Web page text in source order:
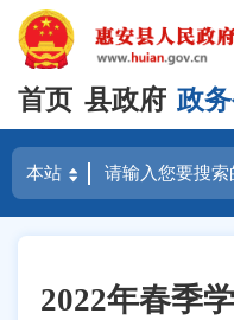
首页 县政府 政
2022年春季